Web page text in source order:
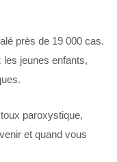
près de 19 000 cas.
jeunes enfants,
paroxystique,
et quand vous